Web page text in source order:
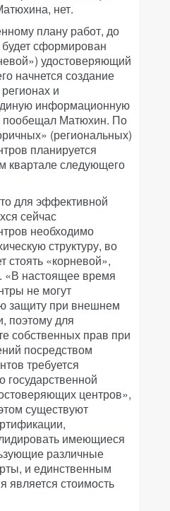
нет.
плану работ, до
будет сформирован
удостоверяющий
начнется создание
и
информационную
пообещал Матюхин. По
(региональных)
планируется
квартале следующего
для эффективной
сейчас
необходимо
структуру, во
стоять «корневой»,
настоящее время
не могут
защиту при внешнем
поэтому для
собственных прав при
посредством
требуется
государственной
центров»,
существуют
имеющиеся
различные
и единственным
является стоимость